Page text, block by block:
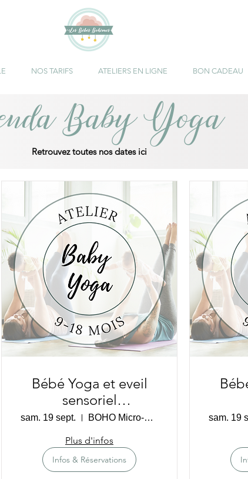
NOS TARIFS ATELIERS EN LIGNE BON CADEAU
Baby Yoga
Retrouvez toutes nos dates ici
Bébé Yoga et eveil
sensoriel
SNOEZELEN (9-18
mois) - Cugnaux
sam. 19 sept. BOHO Micro-Crèche
Plus d'infos
Infos & Réservations
sam. 19